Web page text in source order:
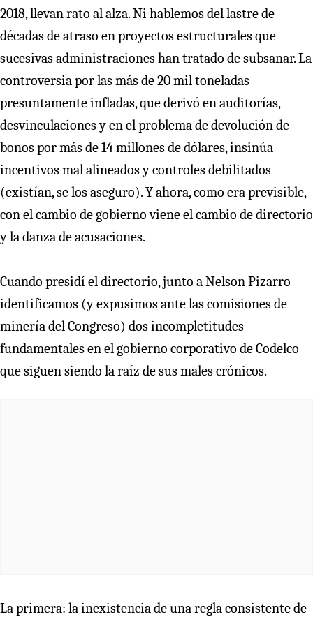
2018, llevan rato al alza. Ni hablemos del lastre de
décadas de atraso en proyectos estructurales que
sucesivas administraciones han tratado de subsanar. La
controversia por las más de 20 mil toneladas
presuntamente infladas, que derivó en auditorías,
desvinculaciones y en el problema de devolución de
bonos por más de 14 millones de dólares, insinúa
incentivos mal alineados y controles debilitados
(existían, se los aseguro). Y ahora, como era previsible,
con el cambio de gobierno viene el cambio de directorio
y la danza de acusaciones.
Cuando presidí el directorio, junto a Nelson Pizarro
identificamos (y expusimos ante las comisiones de
minería del Congreso) dos incompletitudes
fundamentales en el gobierno corporativo de Codelco
que siguen siendo la raíz de sus males crónicos.
La primera: la inexistencia de una regla consistente de